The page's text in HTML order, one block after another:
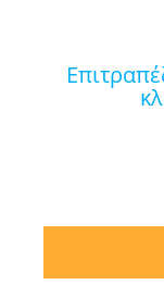
επιτραπέζιο remoundo γκρινιάρης